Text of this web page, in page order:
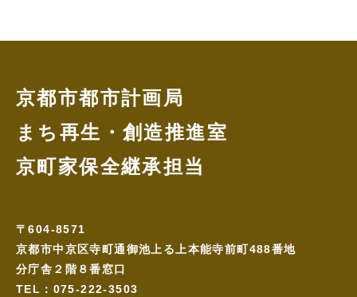
京都市都市計画局
まち再生・創造推進室
京町家保全継承担当
〒604-8571
京都市中京区寺町通御池上る上本能寺前町488番地
分庁舎２階８番窓口
TEL：075-222-3503